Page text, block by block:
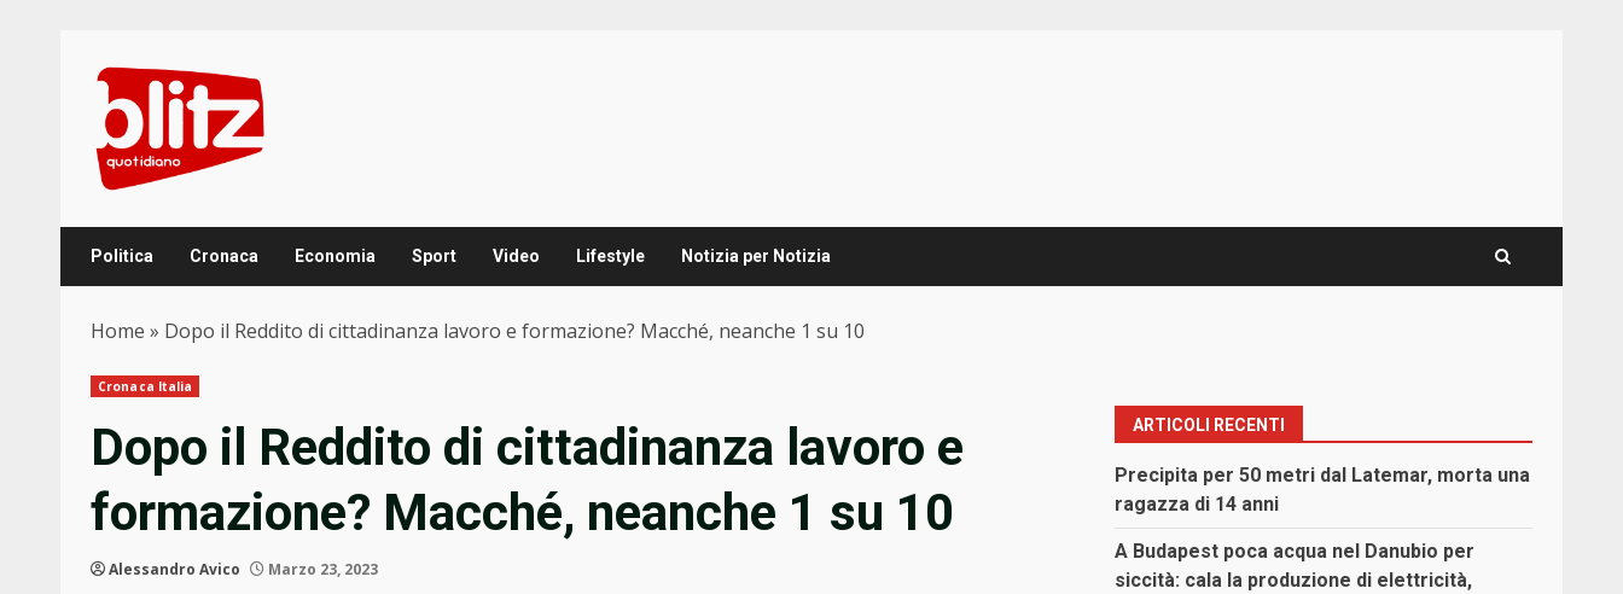
content
Politica Cronaca Economia Sport Video Lifestyle Notizia per Notizia
Home » Dopo il Reddito di cittadinanza lavoro e formazione? Macché, neanche 1 su 10
Cronaca Italia
Dopo il Reddito di cittadinanza lavoro e
formazione? Macché, neanche 1 su 10
Alessandro Avico Marzo 23, 2023
ARTICOLI RECENTI
Precipita per 50 metri dal Latemar, morta una
ragazza di 14 anni
A Budapest poca acqua nel Danubio per
siccità: cala la produzione di elettricità,